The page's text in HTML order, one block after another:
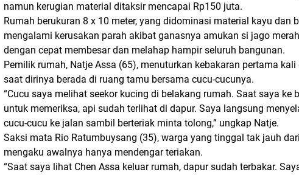
namun kerugian material ditaksir mencapai Rp150 juta.
Rumah berukuran 8 x 10 meter, yang didominasi material kayu dan
mengalami kerusakan parah akibat ganasnya amukan si jago
dengan cepat membesar dan melahap hampir seluruh bangunan.
Pemilik rumah, Natje Assa (65), menuturkan kebakaran pertama kali
saat dirinya berada di ruang tamu bersama cucu-cucunya.
“Cucu saya melihat seekor kucing di belakang rumah. Saat saya ke
untuk memeriksa, api sudah terlihat di dapur. Saya langsung
cucu-cucu ke jalan sambil berteriak minta tolong,” ungkap Natje.
Saksi mata Rio Ratumbuysang (35), warga yang tinggal tak jauh
mengaku awalnya hanya mendengar teriakan.
“Saat saya lihat Chen Assa keluar rumah, dapur sudah terbakar.